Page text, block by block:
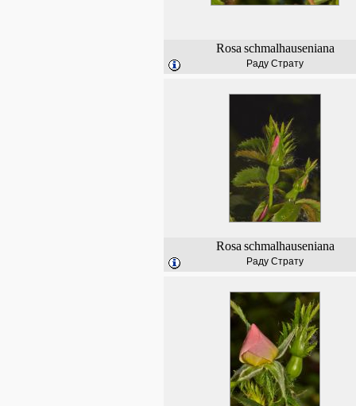
Rosa schmalhauseniana
Раду Страту
Rosa schmalhauseniana
Раду Страту